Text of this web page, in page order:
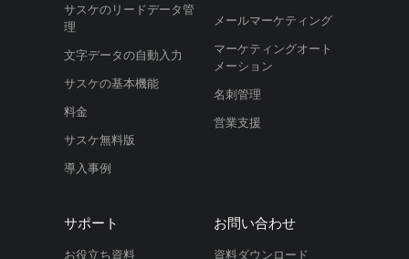
サスケのリードデータ管
理
文字データの自動入力
サスケの基本機能
料金
サスケ無料版
導入事例
メールマーケティング
マーケティングオート
メーション
名刺管理
営業支援
サポート
お役立ち資料
お問い合わせ
資料ダウンロード